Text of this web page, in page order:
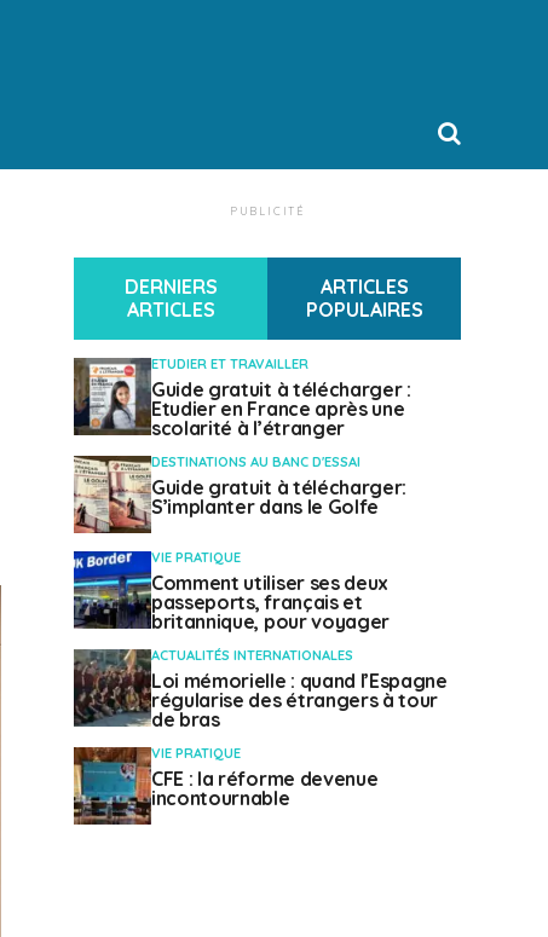
PUBLICITÉ
DERNIERS
ARTICLES
ARTICLES
POPULAIRES
ETUDIER ET TRAVAILLER
Guide gratuit à télécharger :
Etudier en France après une
scolarité à l’étranger
DESTINATIONS AU BANC D'ESSAI
Guide gratuit à télécharger:
S’implanter dans le Golfe
VIE PRATIQUE
Comment utiliser ses deux
passeports, français et
britannique, pour voyager
ACTUALITÉS INTERNATIONALES
Loi mémorielle : quand l’Espagne
régularise des étrangers à tour
de bras
VIE PRATIQUE
CFE : la réforme devenue
incontournable